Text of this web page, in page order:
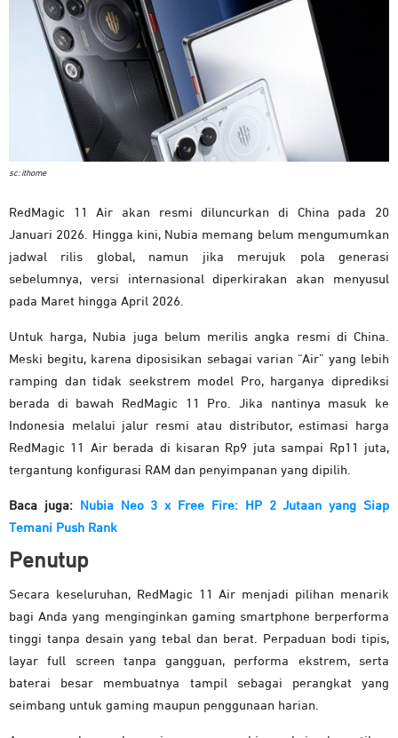
sc: ithome
RedMagic 11 Air akan resmi diluncurkan di China pada 20
Januari 2026. Hingga kini, Nubia memang belum mengumumkan
jadwal rilis global, namun jika merujuk pola generasi
sebelumnya, versi internasional diperkirakan akan menyusul
pada Maret hingga April 2026.
Untuk harga, Nubia juga belum merilis angka resmi di China.
Meski begitu, karena diposisikan sebagai varian “Air” yang lebih
ramping dan tidak seekstrem model Pro, harganya diprediksi
berada di bawah RedMagic 11 Pro. Jika nantinya masuk ke
Indonesia melalui jalur resmi atau distributor, estimasi harga
RedMagic 11 Air berada di kisaran Rp9 juta sampai Rp11 juta,
tergantung konfigurasi RAM dan penyimpanan yang dipilih.
Baca juga:
Nubia Neo 3 x Free Fire: HP 2 Jutaan yang Siap
Temani Push Rank
Penutup
Secara keseluruhan, RedMagic 11 Air menjadi pilihan menarik
bagi Anda yang menginginkan gaming smartphone berperforma
tinggi tanpa desain yang tebal dan berat. Perpaduan bodi tipis,
layar full screen tanpa gangguan, performa ekstrem, serta
baterai besar membuatnya tampil sebagai perangkat yang
seimbang untuk gaming maupun penggunaan harian.